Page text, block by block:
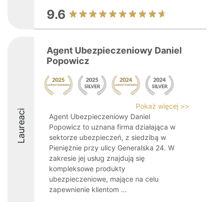
9.6
Laureaci
Agent Ubezpieczeniowy Daniel
Popowicz
Pokaż więcej >>
Agent Ubezpieczeniowy Daniel
Popowicz to uznana firma działająca w
sektorze ubezpieczeń, z siedzibą w
Pieniężnie przy ulicy Generalska 24. W
zakresie jej usług znajdują się
kompleksowe produkty
ubezpieczeniowe, mające na celu
zapewnienie klientom ...